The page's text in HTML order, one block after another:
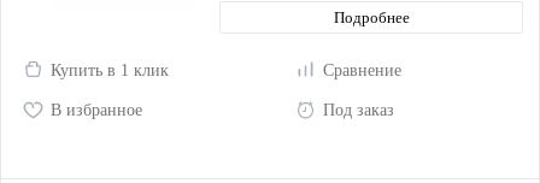
Подробнее
Купить в 1 клик Сравнение
В избранное Под заказ